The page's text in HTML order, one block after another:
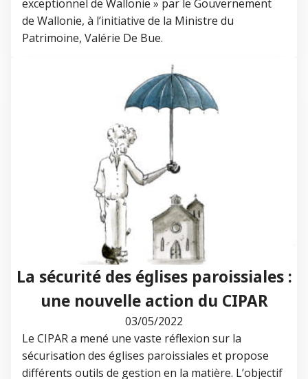
exceptionnel de Wallonie » par le Gouvernement
de Wallonie, à l’initiative de la Ministre du
Patrimoine, Valérie De Bue.
La sécurité des églises paroissiales :
une nouvelle action du CIPAR
03/05/2022
Le CIPAR a mené une vaste réflexion sur la
sécurisation des églises paroissiales et propose
différents outils de gestion en la matière. L’objectif